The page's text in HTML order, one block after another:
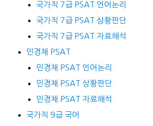
국가직 7급 PSAT 언어논리
국가직 7급 PSAT 상황판단
국가직 7급 PSAT 자료해석
민경채 PSAT
민경채 PSAT 언어논리
민경채 PSAT 상황판단
민경채 PSAT 자료해석
국가직 9급 국어